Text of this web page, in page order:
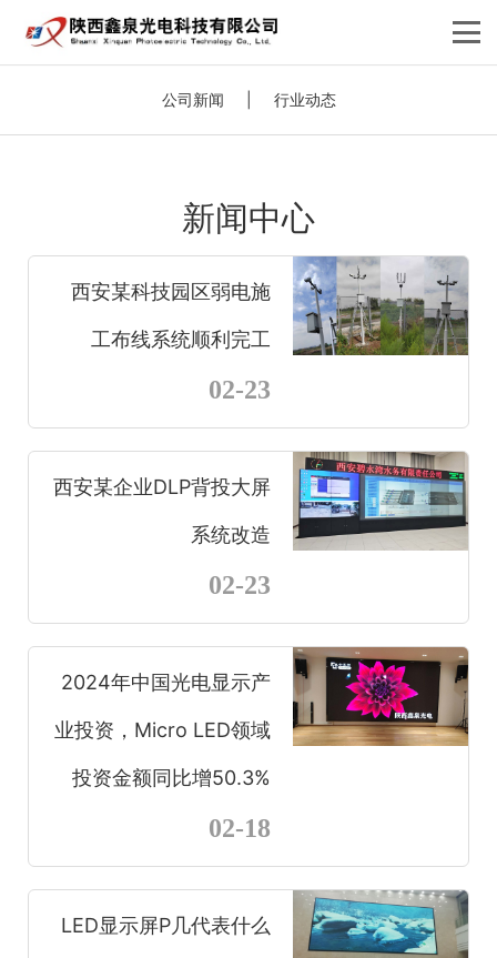
公司新闻 行业动态
新闻中心
西安某科技园区弱电施
工布线系统顺利完工
02-23
西安某企业DLP背投大屏
系统改造
02-23
2024年中国光电显示产
业投资，Micro LED领域
投资金额同比增50.3%
02-18
LED显示屏P几代表什么